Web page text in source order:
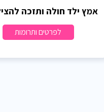
אמץ ילד חולה ותזכה
לפרטים ותרומות